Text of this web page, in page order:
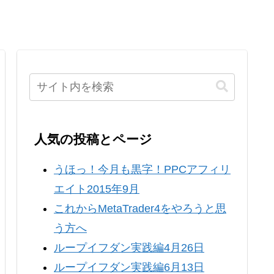
人気の投稿とページ
うほっ！今月も黒字！PPCアフィリ
エイト2015年9月
これからMetaTrader4をやろうと思
う方へ
ループイフダン実践編4月26日
ループイフダン実践編6月13日